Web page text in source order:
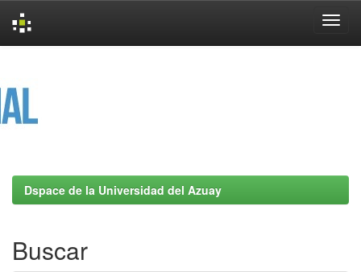
Dspace de la Universidad del Azuay
Buscar